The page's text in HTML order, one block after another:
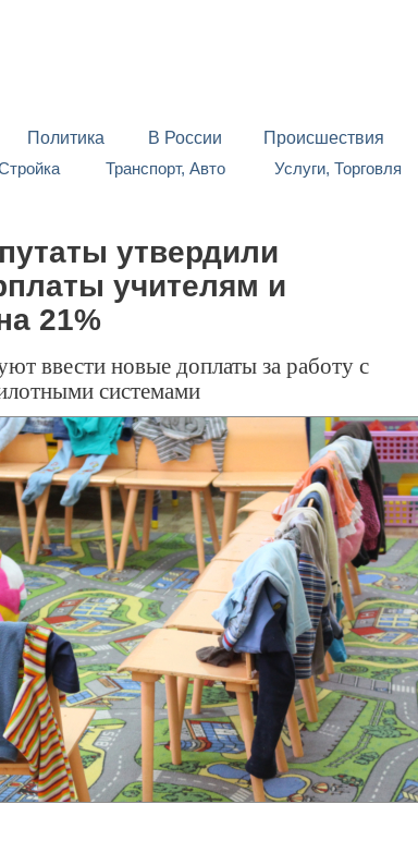
Политика В России Происшествия
Транспорт, Авто Услуги, Торговля
утвердили
учителям и
21%
ввести новые доплаты за работу с
системами